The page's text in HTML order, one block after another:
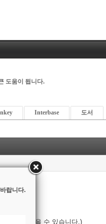
도움이 됩니다.
Interbase 도서
이익이 있을 수 있습니다.)
랍니다.